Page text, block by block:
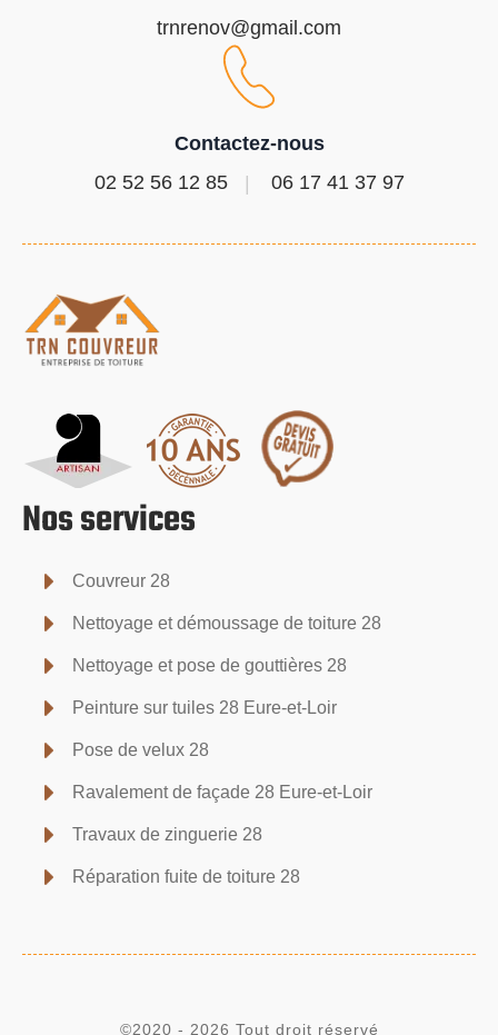
trnrenov@gmail.com
Contactez-nous
02 52 56 12 85
06 17 41 37 97
Nos services
Couvreur 28
Nettoyage et démoussage de toiture 28
Nettoyage et pose de gouttières 28
Peinture sur tuiles 28 Eure-et-Loir
Pose de velux 28
Ravalement de façade 28 Eure-et-Loir
Travaux de zinguerie 28
Réparation fuite de toiture 28
©2020 - 2026 Tout droit réservé